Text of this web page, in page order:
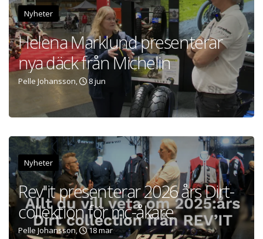
Nyheter
Helena Marklund presenterar
nya däck från Michelin
Pelle Johansson, 8 jun
Nyheter
Rev''it presenterar 2026 års Dirt-
collektion för mc-åkare
Pelle Johansson, 18 mar